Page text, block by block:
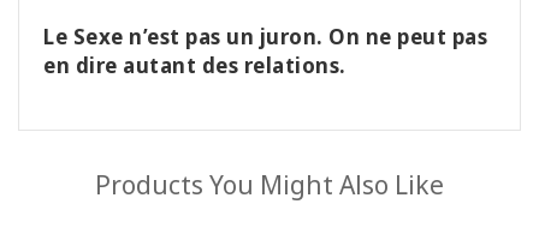
Le Sexe n’est pas un juron. On ne peut pas
en dire autant des relations.
Products You Might Also Like